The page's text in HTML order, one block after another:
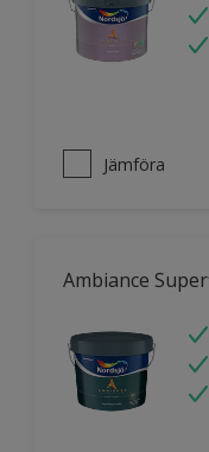
Jämföra
Ambiance